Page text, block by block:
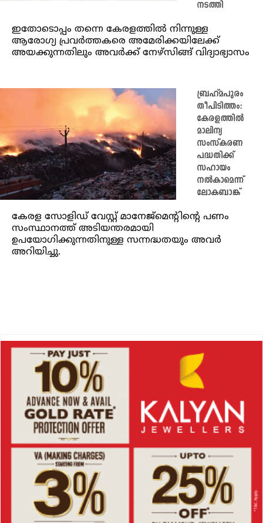
നടത്തി
ഇതോടൊപ്പം തന്നെ കേരളത്തിൽ നിന്നുള്ള
ആരോഗ്യ പ്രവര്‍ത്തകരെ അമേരിക്കയിലേക്ക്
അയക്കുന്നതിലും അവര്‍ക്ക് നേഴ്സിങ്ങ് വിദ്യാഭ്യാസം
ബ്രഹ്മപുരം
തീപിടിത്തം:
കേരളത്തിൽ
മാലിന്യ
സംസ്കരണ
പദ്ധതിക്ക്
സഹായം
നൽകാമെന്ന്
ലോകബാങ്ക്
കേരള സോളിഡ് വേസ്റ്റ് മാനേജ്‌മെന്റിന്റെ പണം
സംസ്ഥാനത്ത് അടിയന്തരമായി
ഉപയോഗിക്കുന്നതിനുള്ള സന്നദ്ധതയും അവർ
അറിയിച്ചു.